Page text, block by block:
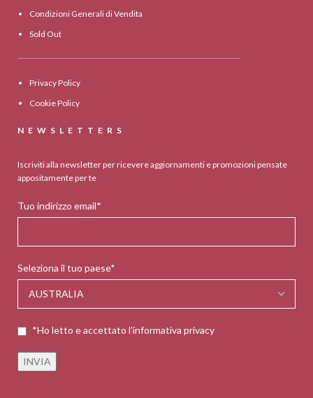
Condizioni Generali di Vendita
Sold Out
Privacy Policy
Cookie Policy
NEWSLETTERS
Iscriviti alla newsletter per ricevere aggiornamenti e promozioni pensate
appositamente per te
Tuo indirizzo email*
Seleziona il tuo paese*
*Ho letto e accettato l'informativa privacy